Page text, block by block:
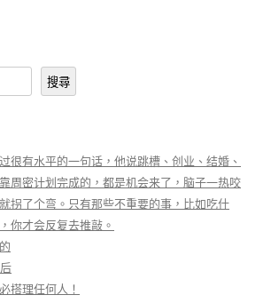
搜尋
很有水平的一句话，他说跳槽、创业、结婚、
周密计划完成的，都是机会来了，脑子一热咬
拐了个弯。只有那些不重要的事，比如吃什
你才会反复去推敲。
搭理任何人！